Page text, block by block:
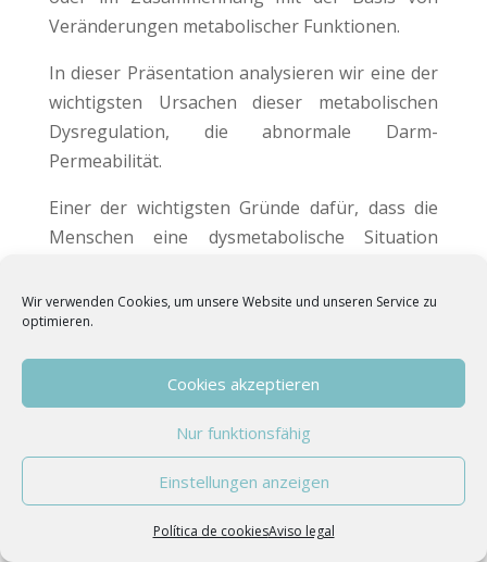
Wir verwenden Cookies, um unsere Website und unseren Service zu
optimieren.
Cookies akzeptieren
Nur funktionsfähig
Einstellungen anzeigen
Política de cookiesAviso legal
Veränderungen metabolischer Funktionen.
In dieser Präsentation analysieren wir eine der
wichtigsten Ursachen dieser metabolischen
Dysregulation, die abnormale Darm-
Permeabilität.
Einer der wichtigsten Gründe dafür, dass die
Menschen eine dysmetabolische Situation
signifikanten Veränderung des Darms führt
und dadurch Entzündungen und veränderte
Immunreaktionen verursacht. Wir adressieren
auch die Rolle von Antinährstoffen (Gliadin,
Saponinen und Lektine) bei der Entwicklung
von Entzündungen und Darmpermeabilität
sowie deren Wirkung auf die Darmflora.